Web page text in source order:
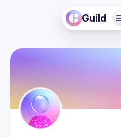
Guild